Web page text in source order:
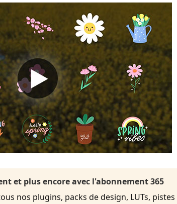
et plus encore avec l'abonnement 365
nos plugins, packs de design, LUTs, pistes